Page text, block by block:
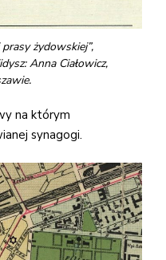
żydowskiej”,
Anna Ciałowicz,
na którym
synagogi.